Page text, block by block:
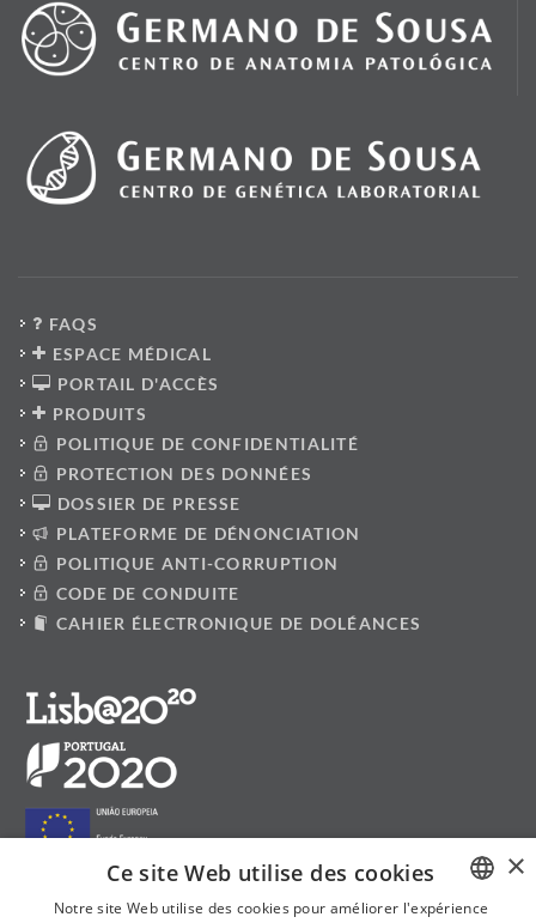
FAQS
ESPACE MÉDICAL
PORTAIL D'ACCÈS
PRODUITS
POLITIQUE DE CONFIDENTIALITÉ
PROTECTION DES DONNÉES
DOSSIER DE PRESSE
PLATEFORME DE DÉNONCIATION
POLITIQUE ANTI-CORRUPTION
CODE DE CONDUITE
CAHIER ÉLECTRONIQUE DE DOLÉANCES
×
Ce site Web utilise des cookies
Notre site Web utilise des cookies pour améliorer l'expérience